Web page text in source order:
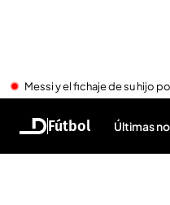
Messi y el fichaje de su hijo
Fútbol Últimas